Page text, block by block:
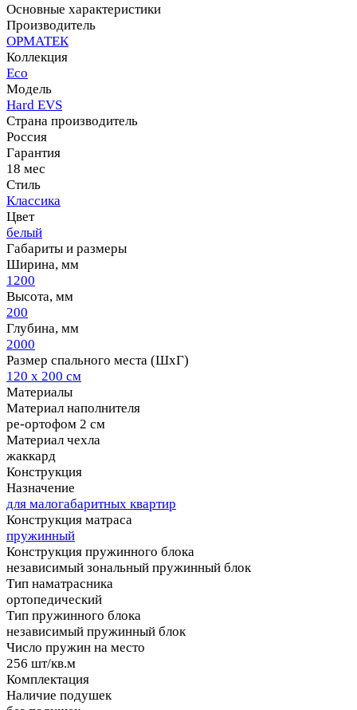
Основные характеристики
Производитель
ОРМАТЕК
Коллекция
Eco
Модель
Hard EVS
Страна производитель
Россия
Гарантия
18 мес
Стиль
Классика
Цвет
белый
Габариты и размеры
Ширина, мм
1200
Высота, мм
200
Глубина, мм
2000
Размер спального места (ШхГ)
120 х 200 см
Материалы
Материал наполнителя
ре-ортофом 2 см
Материал чехла
жаккард
Конструкция
Назначение
для малогабаритных квартир
Конструкция матраса
пружинный
Конструкция пружинного блока
независимый зональный пружинный блок
Тип наматрасника
ортопедический
Тип пружинного блока
независимый пружинный блок
Число пружин на место
256 шт/кв.м
Комплектация
Наличие подушек